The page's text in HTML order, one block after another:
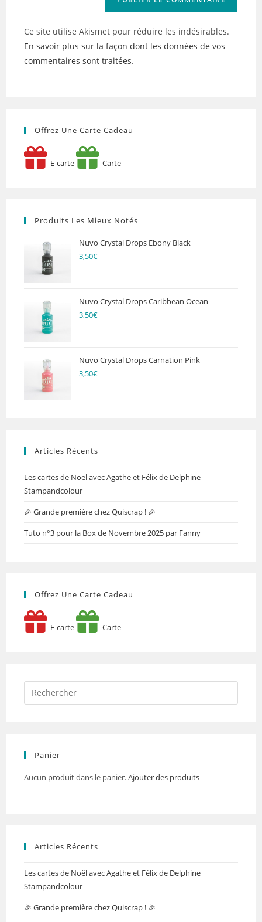
Ce site utilise Akismet pour réduire les indésirables.
En savoir plus sur la façon dont les données de vos
commentaires sont traitées.
Offrez Une Carte Cadeau
E-carte Carte
Produits Les Mieux Notés
Nuvo Crystal Drops Ebony Black
3,50€
Nuvo Crystal Drops Caribbean Ocean
3,50€
Nuvo Crystal Drops Carnation Pink
3,50€
Articles Récents
Les cartes de Noël avec Agathe et Félix de Delphine
Stampandcolour
🎉 Grande première chez Quiscrap ! 🎉
Tuto n°3 pour la Box de Novembre 2025 par Fanny
Offrez Une Carte Cadeau
E-carte Carte
Panier
Aucun produit dans le panier.Ajouter des produits
Articles Récents
Les cartes de Noël avec Agathe et Félix de Delphine
Stampandcolour
🎉 Grande première chez Quiscrap ! 🎉